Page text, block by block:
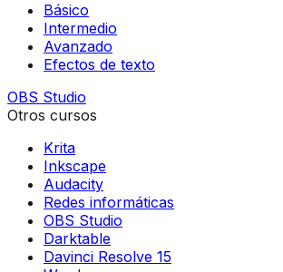
Básico
Intermedio
Avanzado
Efectos de texto
OBS Studio
Otros cursos
Krita
Inkscape
Audacity
Redes informáticas
OBS Studio
Darktable
Davinci Resolve 15